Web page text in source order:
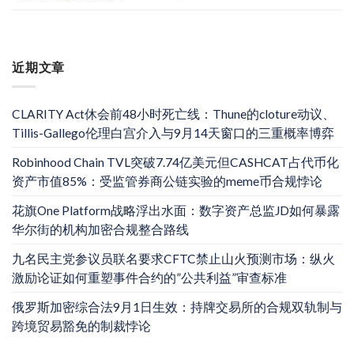
近期文章
CLARITY Act休会前48小时死亡线：Thune的cloture动议、
Tillis-Gallego伦理白宫介入与9月14天窗口的三重概率博弈
Robinhood Chain TVL突破7.74亿美元但CASHCAT占代币化
资产市值85%：受监管券商公链实验的meme币合规悖论
花旗One Platform战略浮出水面：数字资产总监JD如何暴露
华尔街的机构加密合规整合路线
九名民主党参议员联名要求CFTC禁止山火预测市场：纵火
激励论证如何重塑事件合约的”公共利益”审查标准
俄罗斯加密综合法9月1日生效：持牌交易所的合规双轨制与
跨境贸易豁免的制裁悖论